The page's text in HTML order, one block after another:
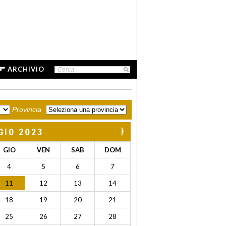
ARCHIVIO
Provincia
2023
GIO VEN SAB DOM
4 5 6 7
11 12 13 14
18 19 20 21
25 26 27 28